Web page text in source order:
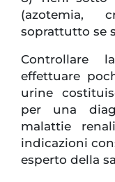
(azotemia,
soprattutto se
Controllare
effettuare
urine
per una
malattie
indicazioni
esperto della